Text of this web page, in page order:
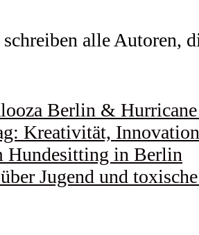
alle Autoren,
Berlin &
Kreativität,
Hundesitting in Berlin
Jugend und